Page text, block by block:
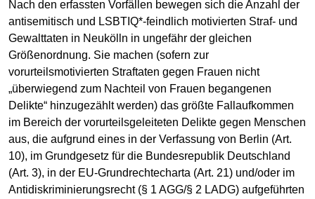
Nach den erfassten Vorfällen bewegen sich die Anzahl der
antisemitisch und LSBTIQ*-feindlich motivierten Straf- und
Gewalttaten in Neukölln in ungefähr der gleichen
Größenordnung. Sie machen (sofern zur
vorurteilsmotivierten Straftaten gegen Frauen nicht
„überwiegend zum Nachteil von Frauen begangenen
Delikte“ hinzugezählt werden) das größte Fallaufkommen
im Bereich der vorurteilsgeleiteten Delikte gegen Menschen
aus, die aufgrund eines in der Verfassung von Berlin (Art.
10), im Grundgesetz für die Bundesrepublik Deutschland
(Art. 3), in der EU-Grundrechtecharta (Art. 21) und/oder im
Antidiskriminierungsrecht (§ 1 AGG/§ 2 LADG) aufgeführten